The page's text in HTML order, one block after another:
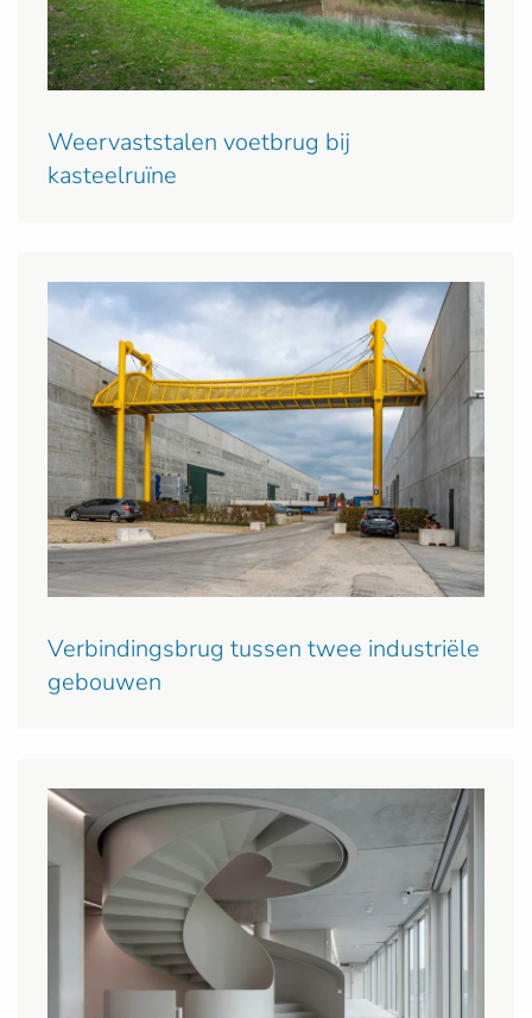
Weervaststalen voetbrug bij
kasteelruïne
Verbindingsbrug tussen twee industriële
gebouwen